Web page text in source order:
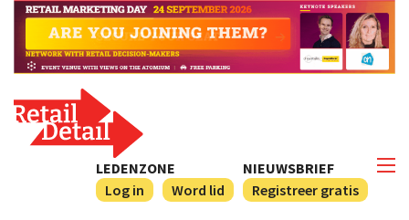
NIEUWSBRIEF
Registreer gratis
LEDENZONE
Log in
Word lid